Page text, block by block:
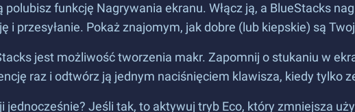
funkcję Nagrywania ekranu. Włącz ją, a BlueStacks
przesyłanie. Pokaż znajomym, jak dobre (lub kiepskie) są
jest możliwość tworzenia makr. Zapomnij o stukaniu w
raz i odtwórz ją jednym naciśnięciem klawisza, kiedy tylko
Jeśli tak, to aktywuj tryb Eco, który zmniejsza